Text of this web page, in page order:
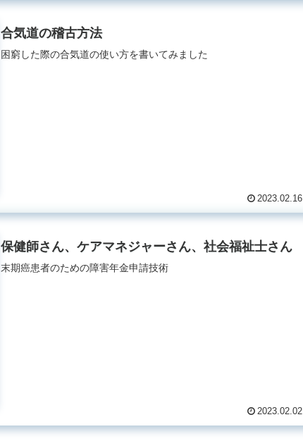
合気道の稽古方法
困窮した際の合気道の使い方を書いてみました
2023.02.16
保健師さん、ケアマネジャーさん、社会福祉士さん
末期癌患者のための障害年金申請技術
2023.02.02